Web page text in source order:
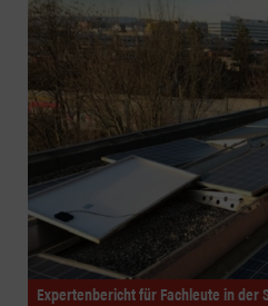
Expertenbericht für Fachleute in der